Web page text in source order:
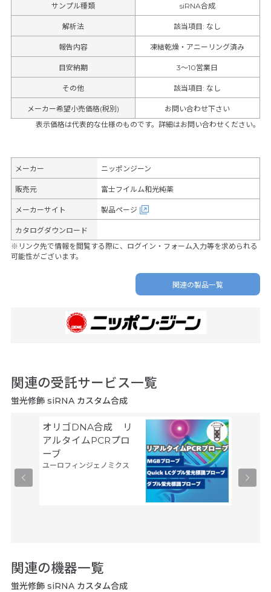
サンプル種類 siRNA合成
解析法 該当項目: なし
報告内容 凍結乾燥・アニーリング済み
目安納期 3～10営業日
その他 該当項目: なし
メーカー希望小売価格(税別)
お問い合わせ下さい
表示価格は代表的な仕様のものです。詳細はお問い合わせください。
メーカー ニッポンジーン
販売元 富士フイルム和光純薬
メーカーサイト 製品ページ
カタログダウンロード
※リンク先で情報を閲覧する際に、ログイン・フォーム入力等を求められる
可能性がございます。
関連の製品一覧
関連の受託サービス一覧
蛍光修飾 siRNA カスタム合成
オリゴDNA合成 リ
アルタイムPCRプロ
ーブ
ユーロフィンジェノミクス
関連の機器一覧
蛍光修飾 siRNA カスタム合成